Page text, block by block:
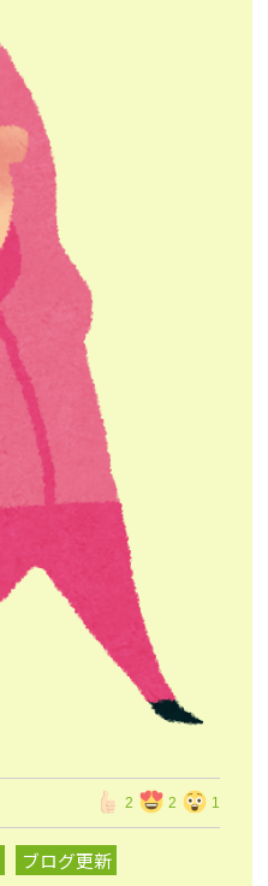
2 2 1
ブログ更新